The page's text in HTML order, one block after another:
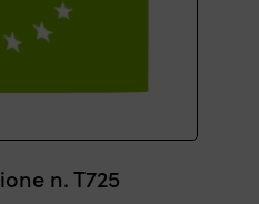
n. T725